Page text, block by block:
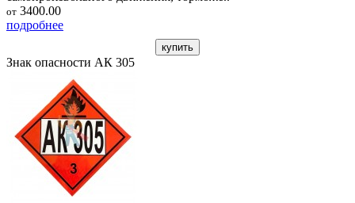
от 3400.00
подробнее
купить
Знак опасности АК 305